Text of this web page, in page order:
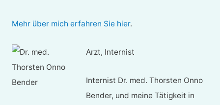
Mehr über mich erfahren Sie hier.
Arzt, Internist
Internist Dr. med. Thorsten Onno
Bender, und meine Tätigkeit in